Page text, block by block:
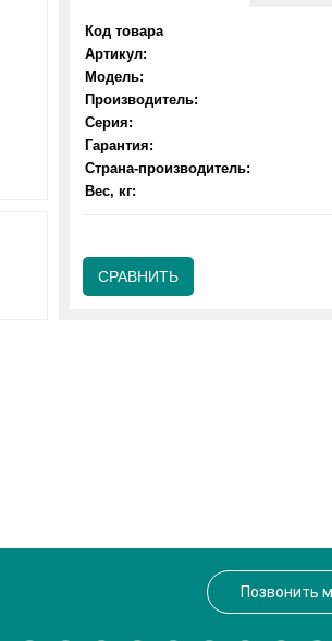
Код товара
Артикул:
Модель:
Производитель:
Серия:
Гарантия:
Страна-производитель:
Вес, кг:
СРАВНИТЬ
Позвонить